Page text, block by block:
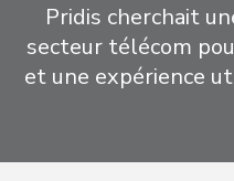
Pridis cherchait
secteur télécom
et une expérience